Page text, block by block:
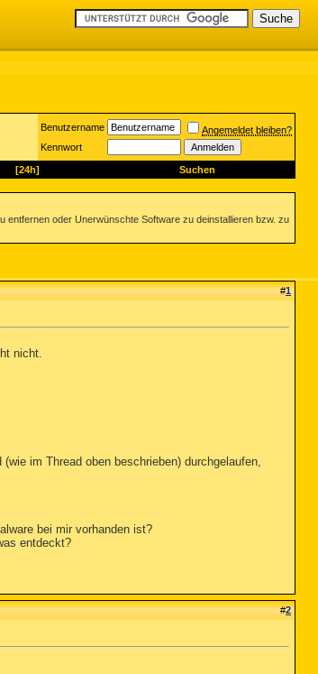
Benutzername
Angemeldet bleiben?
Kennwort
[24h] Suchen
entfernen oder Unerwünschte Software zu deinstallieren bzw. zu
#1
nicht.
im Thread oben beschrieben) durchgelaufen,
bei mir vorhanden ist?
entdeckt?
#2